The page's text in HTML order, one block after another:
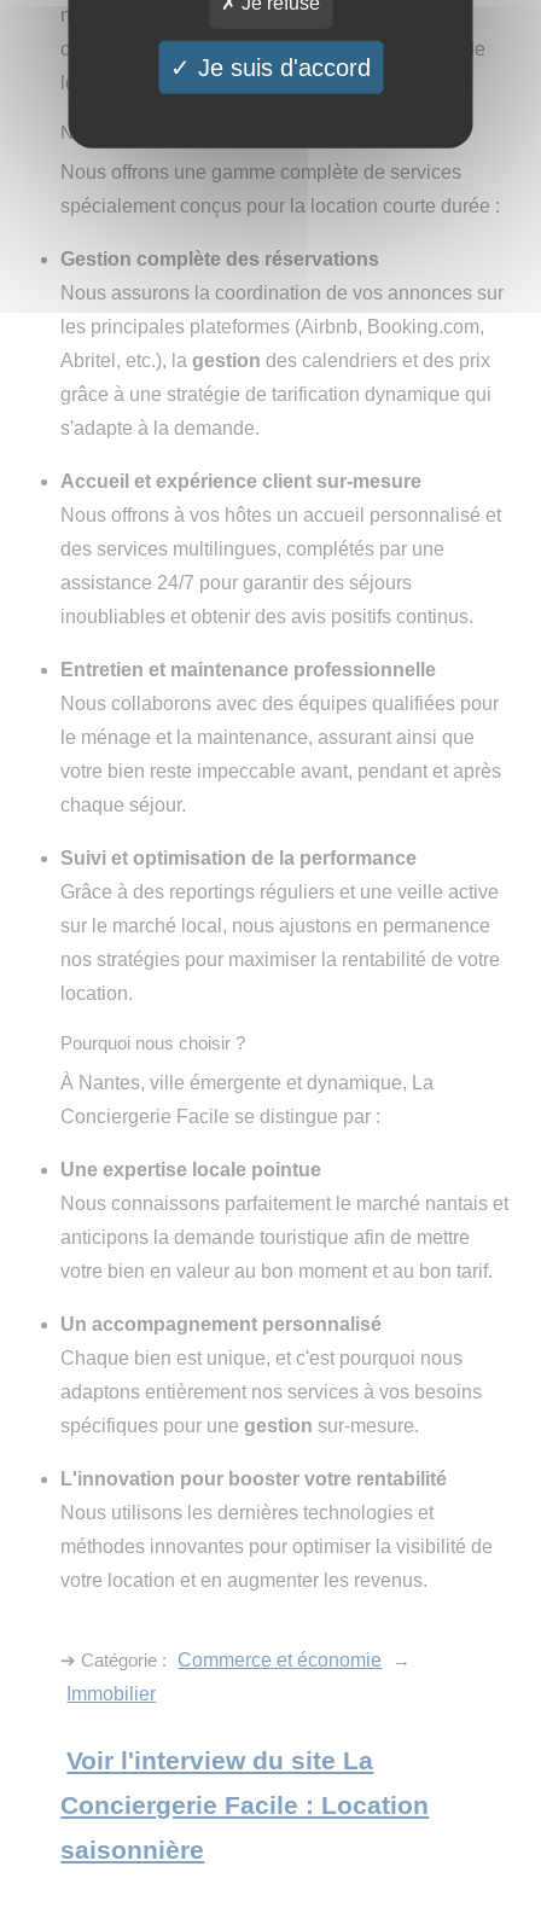
nos clients des contraintes administratives et
opérationnelles tout en optimisant la rentabilité de
leurs biens.
Nos Services
Nous offrons une gamme complète de services
spécialement conçus pour la location courte durée :
Gestion complète des réservations
Nous assurons la coordination de vos annonces sur
les principales plateformes (Airbnb, Booking.com,
Abritel, etc.), lagestion des calendriers et des prix
grâce à une stratégie de tarification dynamique qui
s'adapte à la demande.
Accueil et expérience client sur-mesure
Nous offrons à vos hôtes un accueil personnalisé et
des services multilingues, complétés par une
assistance 24/7 pour garantir des séjours
inoubliables et obtenir des avis positifs continus.
Entretien et maintenance professionnelle
Nous collaborons avec des équipes qualifiées pour
le ménage et la maintenance, assurant ainsi que
votre bien reste impeccable avant, pendant et après
chaque séjour.
Suivi et optimisation de la performance
Grâce à des reportings réguliers et une veille active
sur le marché local, nous ajustons en permanence
nos stratégies pour maximiser la rentabilité de votre
location.
Pourquoi nous choisir ?
À Nantes, ville émergente et dynamique, La
Conciergerie Facile se distingue par :
Une expertise locale pointue
Nous connaissons parfaitement le marché nantais et
anticipons la demande touristique afin de mettre
votre bien en valeur au bon moment et au bon tarif.
Un accompagnement personnalisé
Chaque bien est unique, et c'est pourquoi nous
adaptons entièrement nos services à vos besoins
spécifiques pour unegestion sur-mesure.
L'innovation pour booster votre rentabilité
Nous utilisons les dernières technologies et
méthodes innovantes pour optimiser la visibilité de
votre location et en augmenter les revenus.
➔ Catégorie : Commerce et économie
→
Immobilier
Voir l'interview du site La
Conciergerie Facile : Location
saisonnière
Je suis d'accord